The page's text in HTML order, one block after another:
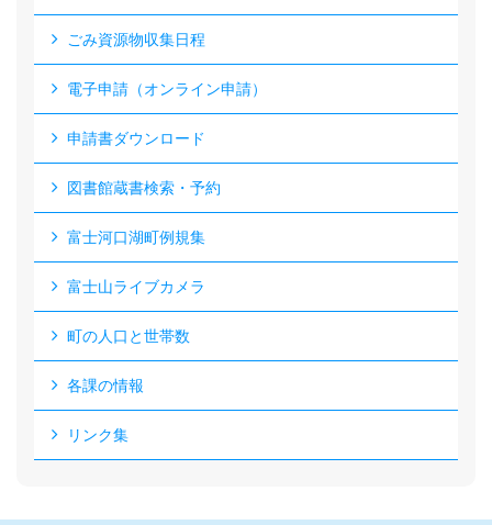
ごみ資源物収集日程
電子申請（オンライン申請）
申請書ダウンロード
図書館蔵書検索・予約
富士河口湖町例規集
富士山ライブカメラ
町の人口と世帯数
各課の情報
リンク集